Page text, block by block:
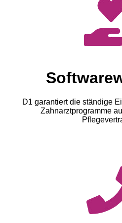
D1 garantiert die ständige
Zahnarztprogramme